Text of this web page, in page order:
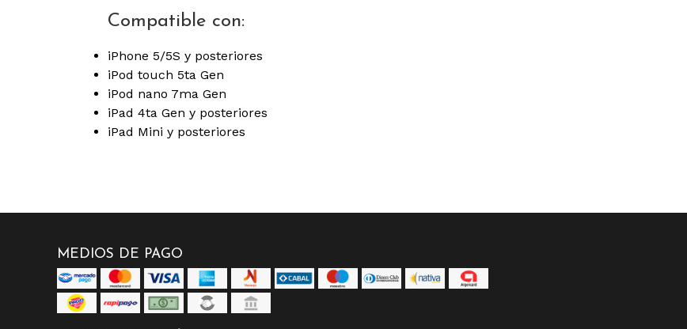
Compatible con:
iPhone 5/5S y posteriores
iPod touch 5ta Gen
iPod nano 7ma Gen
iPad 4ta Gen y posteriores
iPad Mini y posteriores
MEDIOS DE PAGO